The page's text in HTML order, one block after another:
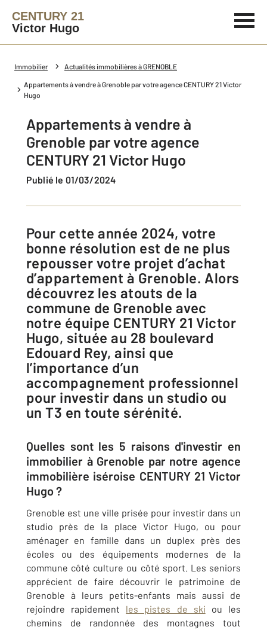
CENTURY 21
Victor Hugo
Immobilier Actualités immobilières à GRENOBLE
Appartements à vendre à Grenoble par votre agence CENTURY 21 Victor
Hugo
Appartements à vendre à
Grenoble par votre agence
CENTURY 21 Victor Hugo
Publié le 01/03/2024
Pour cette année 2024, votre
bonne résolution est de ne plus
repousser votre projet d’achat
d’appartement à Grenoble. Alors
découvrez les atouts de la
commune de Grenoble avec
notre équipe CENTURY 21 Victor
Hugo, située au 28 boulevard
Edouard Rey, ainsi que
l’importance d’un
accompagnement professionnel
pour investir dans un studio ou
un T3 en toute sérénité.
Quelles sont les 5 raisons d'investir en
immobilier à Grenoble par notre agence
immobilière iséroise CENTURY 21 Victor
Hugo ?
Grenoble est une ville prisée pour investir dans un
studio près de la place Victor Hugo, ou pour
aménager en famille dans un duplex près des
écoles ou des équipements modernes de la
commune côté culture ou côté sport. Les seniors
apprécient de faire découvrir le patrimoine de
Grenoble à leurs petits-enfants mais aussi de
rejoindre rapidement les pistes de ski ou les
chemins de randonnée des montagnes tout